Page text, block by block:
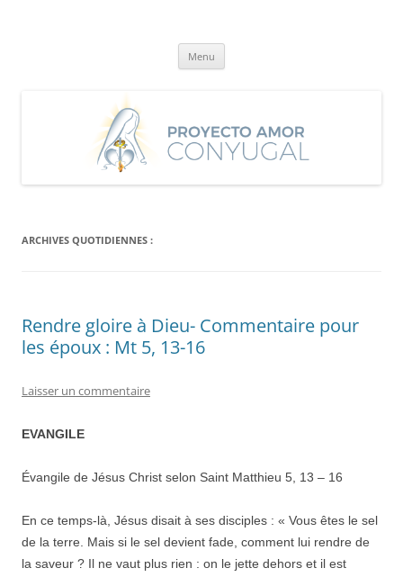
Menu
ARCHIVES QUOTIDIENNES :
Rendre gloire à Dieu- Commentaire pour
les époux : Mt 5, 13-16
Laisser un commentaire
EVANGILE
Évangile de Jésus Christ selon Saint Matthieu 5, 13 – 16
En ce temps-là, Jésus disait à ses disciples : « Vous êtes le sel
de la terre. Mais si le sel devient fade, comment lui rendre de
la saveur ? Il ne vaut plus rien : on le jette dehors et il est